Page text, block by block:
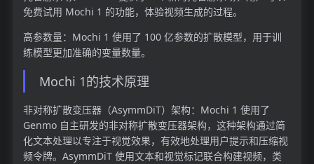
免费试用 Mochi 1 的功能，体验视频生成的过程。
高参数量：Mochi 1 使用了 100 亿参数的扩散模型，用于训
练模型更加准确的变量数量。
Mochi 1的技术原理
非对称扩散变压器（AsymmDiT）架构：Mochi 1 使用了
Genmo 自主研发的非对称扩散变压器架构，这种架构通过简
化文本处理以专注于视觉效果，有效地处理用户提示和压缩视
频令牌。AsymmDiT 使用文本和视觉标记联合构建视频，类